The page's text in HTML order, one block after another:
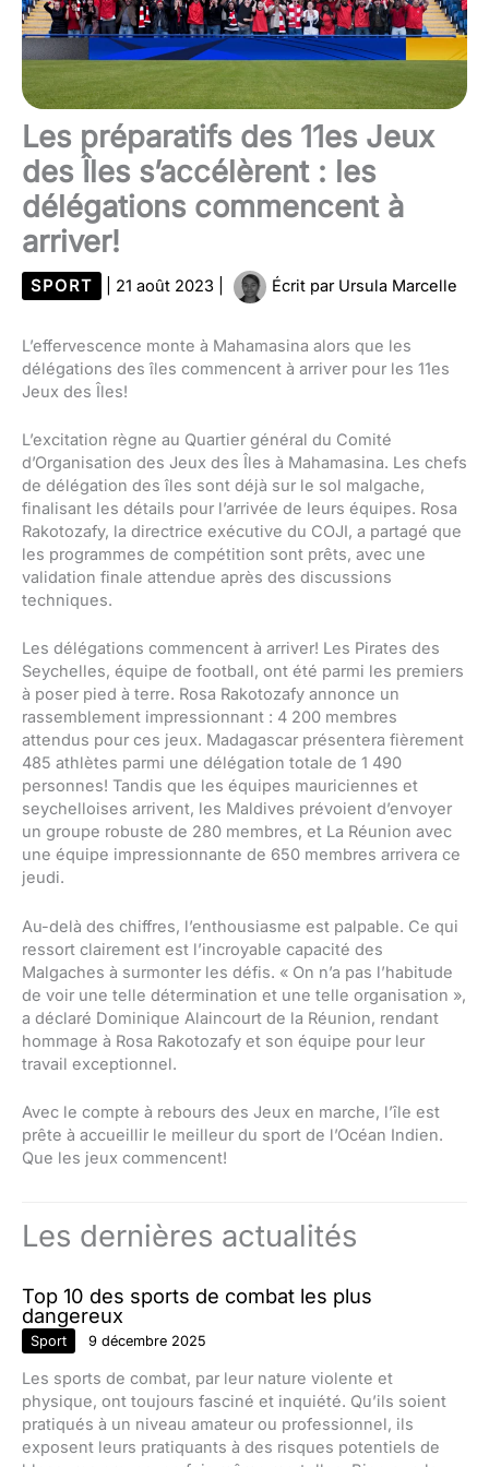
Les préparatifs des 11es Jeux
des Îles s’accélèrent : les
délégations commencent à
arriver!
SPORT 21 août 2023 Écrit par Ursula Marcelle
L’effervescence monte à Mahamasina alors que les
délégations des îles commencent à arriver pour les 11es
Jeux des Îles!
L’excitation règne au Quartier général du Comité
d’Organisation des Jeux des Îles à Mahamasina. Les chefs
de délégation des îles sont déjà sur le sol malgache,
finalisant les détails pour l’arrivée de leurs équipes. Rosa
Rakotozafy, la directrice exécutive du COJI, a partagé que
les programmes de compétition sont prêts, avec une
validation finale attendue après des discussions
techniques.
Les délégations commencent à arriver! Les Pirates des
Seychelles, équipe de football, ont été parmi les premiers
à poser pied à terre. Rosa Rakotozafy annonce un
rassemblement impressionnant : 4 200 membres
attendus pour ces jeux. Madagascar présentera fièrement
485 athlètes parmi une délégation totale de 1 490
personnes! Tandis que les équipes mauriciennes et
seychelloises arrivent, les Maldives prévoient d’envoyer
un groupe robuste de 280 membres, et La Réunion avec
une équipe impressionnante de 650 membres arrivera ce
jeudi.
Au-delà des chiffres, l’enthousiasme est palpable. Ce qui
ressort clairement est l’incroyable capacité des
Malgaches à surmonter les défis. « On n’a pas l’habitude
de voir une telle détermination et une telle organisation »,
a déclaré Dominique Alaincourt de la Réunion, rendant
hommage à Rosa Rakotozafy et son équipe pour leur
travail exceptionnel.
Avec le compte à rebours des Jeux en marche, l’île est
prête à accueillir le meilleur du sport de l’Océan Indien.
Que les jeux commencent!
Les dernières actualités
Top 10 des sports de combat les plus
dangereux
Sport 9 décembre 2025
Les sports de combat, par leur nature violente et
physique, ont toujours fasciné et inquiété. Qu’ils soient
pratiqués à un niveau amateur ou professionnel, ils
exposent leurs pratiquants à des risques potentiels de